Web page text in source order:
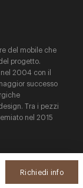
del mobile che
progetto.
2004 con il
successo
Tra i pezzi
nel 2015
Richiedi info